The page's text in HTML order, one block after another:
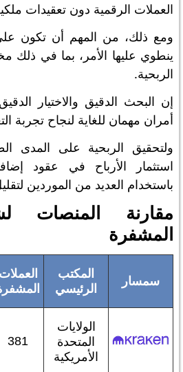
العملات الرقمية دون تعقيدات
ومع ذلك، من المهم أن تكون
ينطوي عليها الأمر، بما في ذلك
الربحية.
إن البحث الدقيق والاختيار
أمران مهمان للغاية لنجاح تجربة
ولتحقيق الربحية على المدى
استثمار الأرباح في عقود
باستخدام العديد من الموردين
مقارنة المنصات
المشفرة
سمسار
المكتب
الرئيسي
العملات
الولايات
المتحدة
الأمريكية
381